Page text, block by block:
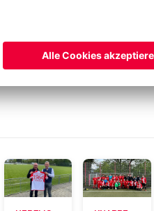
vor allem Dir, Gert,